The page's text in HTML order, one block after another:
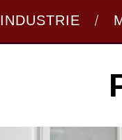
INDUSTRIE